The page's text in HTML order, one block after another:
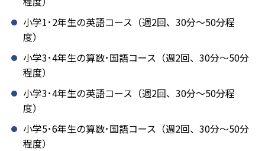
小学1･2年生の英語コース（週2回、30分～50分程
度）
小学3･4年生の算数･国語コース（週2回、30分～50分
程度）
小学3･4年生の英語コース（週2回、30分～50分程
度）
小学5･6年生の算数･国語コース（週2回、30分～50分
程度）